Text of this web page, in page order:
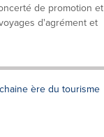
de promotion et
d'agrément et
ère du tourisme